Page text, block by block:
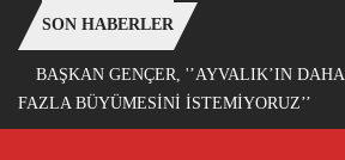
SON HABERLER
BAŞKAN GENÇER, '’AYVALIK’IN DAHA
FAZLA BÜYÜMESİNİ İSTEMİYORUZ’’